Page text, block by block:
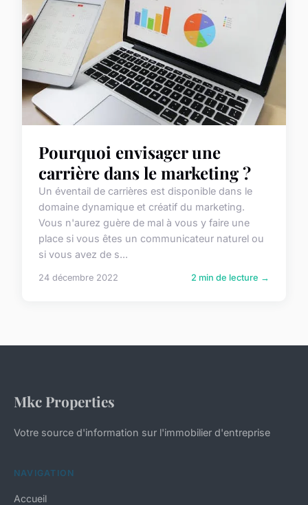
Pourquoi envisager une
carrière dans le marketing ?
Un éventail de carrières est disponible dans le
domaine dynamique et créatif du marketing.
Vous n'aurez guère de mal à vous y faire une
place si vous êtes un communicateur naturel ou
si vous avez de s...
24 décembre 2022 2 min de lecture →
Mkc Properties
Votre source d'information sur l'immobilier d'entreprise
NAVIGATION
Accueil